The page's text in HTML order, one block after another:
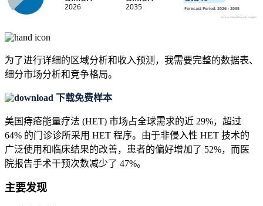
为了进行详细的区域分析和收入预测，我需要完整的数据表、
细分市场分析和竞争格局。
下载免费样本
美国痔疮能量疗法 (HET) 市场占全球需求的近 29%，超过
64% 的门诊诊所采用 HET 程序。由于非侵入性 HET 技术的
广泛使用和临床结果的改善，患者的偏好增加了 52%，而医
院报告手术干预次数减少了 47%。
主要发现